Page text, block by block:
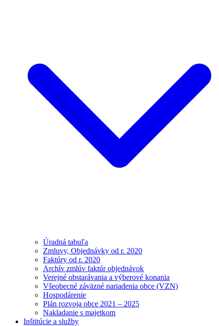
Úradná tabuľa
Zmluvy, Objednávky od r. 2020
Faktúry od r. 2020
Archív zmlúv faktúr objednávok
Verejné obstarávania a výberové konania
Všeobecné záväzné nariadenia obce (VZN)
Hospodárenie
Plán rozvoja obce 2021 – 2025
Nakladanie s majetkom
Inštitúcie a služby